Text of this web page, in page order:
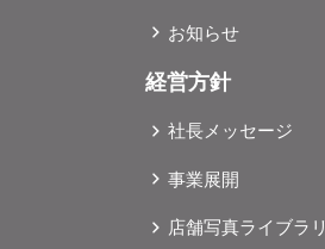
ご成約のお
詳細については
リバー一宮
地愛知県
トhttps://
松崎30営
▶「ガリバー岐阜北方
ー（右）
けるよう様
名古屋茶屋
おります。詳し
目169オー
てご案内
お知らせ
経営方針
社長メッセージ
事業展開
店舗写真ライブラ